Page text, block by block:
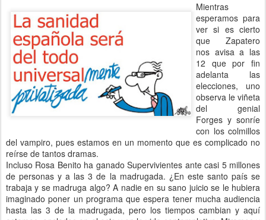
Mientras
esperamos para
ver si es cierto
que Zapatero
nos avisa a las
12 que por fin
adelanta las
elecciones, uno
observa le viñeta
del genial
Forges y sonríe
con los colmillos
del vampiro, pues estamos en un momento que es complicado no
reírse de tantos dramas.
Incluso Rosa Benito ha ganado Supervivientes ante casi 5 millones
de personas y a las 3 de la madrugada. ¿En este santo país se
trabaja y se madruga algo? A nadie en su sano juicio se le hubiera
imaginado poner un programa que espera tener mucha audiencia
hasta las 3 de la madrugada, pero los tiempos cambian y aquí